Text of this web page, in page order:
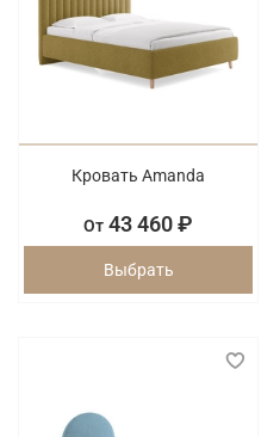
Кровать Amanda
От 43 460 ₽
Выбрать